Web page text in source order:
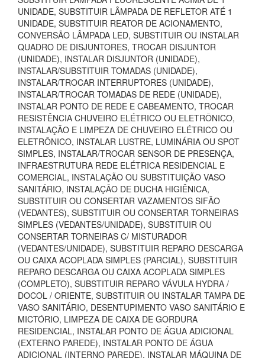
UNIDADE, SUBSTITUIR LÂMPADA DE REFLETOR ATÉ 1
UNIDADE, SUBSTITUIR REATOR DE ACIONAMENTO,
CONVERSÃO LÂMPADA LED, SUBSTITUIR OU INSTALAR
QUADRO DE DISJUNTORES, TROCAR DISJUNTOR
(UNIDADE), INSTALAR DISJUNTOR (UNIDADE),
INSTALAR/SUBSTITUIR TOMADAS (UNIDADE),
INSTALAR/TROCAR INTERRUPTORES (UNIDADE),
INSTALAR/TROCAR TOMADAS DE REDE (UNIDADE),
INSTALAR PONTO DE REDE E CABEAMENTO, TROCAR
RESISTÊNCIA CHUVEIRO ELÉTRICO OU ELETRÔNICO,
INSTALAÇÃO E LIMPEZA DE CHUVEIRO ELÉTRICO OU
ELETRÔNICO, INSTALAR LUSTRE, LUMINÁRIA OU SPOT
SIMPLES, INSTALAR/TROCAR SENSOR DE PRESENÇA,
INFRAESTRUTURA REDE ELÉTRICA RESIDENCIAL E
COMERCIAL, INSTALAÇÃO OU SUBSTITUIÇÃO VASO
SANITÁRIO, INSTALAÇÃO DE DUCHA HIGIÊNICA,
SUBSTITUIR OU CONSERTAR VAZAMENTOS SIFÃO
(VEDANTES), SUBSTITUIR OU CONSERTAR TORNEIRAS
SIMPLES (VEDANTES/UNIDADE), SUBSTITUIR OU
CONSERTAR TORNEIRAS C/ MISTURADOR
(VEDANTES/UNIDADE), SUBSTITUIR REPARO DESCARGA
OU CAIXA ACOPLADA SIMPLES (PARCIAL), SUBSTITUIR
REPARO DESCARGA OU CAIXA ACOPLADA SIMPLES
(COMPLETO), SUBSTITUIR REPARO VÁVULA HYDRA /
DOCOL / ORIENTE, SUBSTITUIR OU INSTALAR TAMPA DE
VASO SANITÁRIO, DESENTUPIMENTO VASO SANITÁRIO E
MICTÓRIO, LIMPEZA DE CAIXA DE GORDURA
RESIDENCIAL, INSTALAR PONTO DE ÁGUA ADICIONAL
(EXTERNO PAREDE), INSTALAR PONTO DE ÁGUA
ADICIONAL (INTERNO PAREDE), INSTALAR MÁQUINA DE